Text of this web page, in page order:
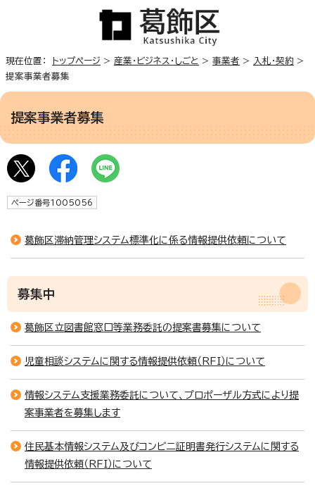
現在位置： トップページ > 産業・ビジネス・しごと > 事業者 > 入札・契約 >
提案事業者募集
提案事業者募集
ページ番号1005056
葛飾区滞納管理システム標準化に係る情報提供依頼について
募集中
葛飾区立図書館窓口等業務委託の提案書募集について
児童相談システムに関する情報提供依頼（RFI）について
情報システム支援業務委託について、プロポーザル方式により提
案事業者を募集します
住民基本情報システム及びコンビニ証明書発行システムに関する
情報提供依頼（RFI）について